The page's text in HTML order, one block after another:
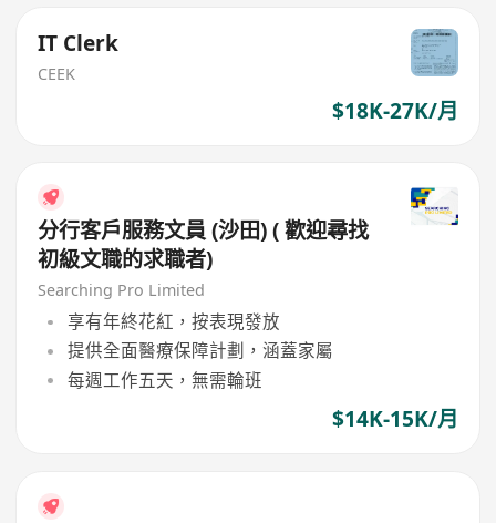
IT Clerk
CEEK
$18K-27K/月
分行客戶服務文員 (沙田) ( 歡迎尋找
初級文職的求職者)
Searching Pro Limited
享有年終花紅，按表現發放
提供全面醫療保障計劃，涵蓋家屬
每週工作五天，無需輪班
$14K-15K/月